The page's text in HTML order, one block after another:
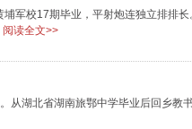
军校17期毕业，平射炮连独立排排
阅读全文>>
从湖北省湖南旅鄂中学毕业后回乡教